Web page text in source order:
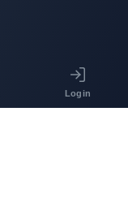
Login